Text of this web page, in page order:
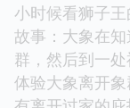
小时候看狮子
故事：大象在
群，然后到一
体验大象离开